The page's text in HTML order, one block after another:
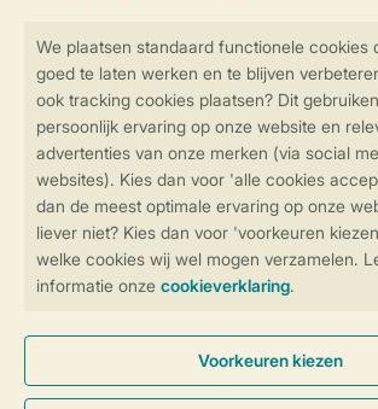
Controle over jouw
Instellingen wijzigen
Veilig en snel online boeken
Veilige gegevensoverdracht
Veilige betaling